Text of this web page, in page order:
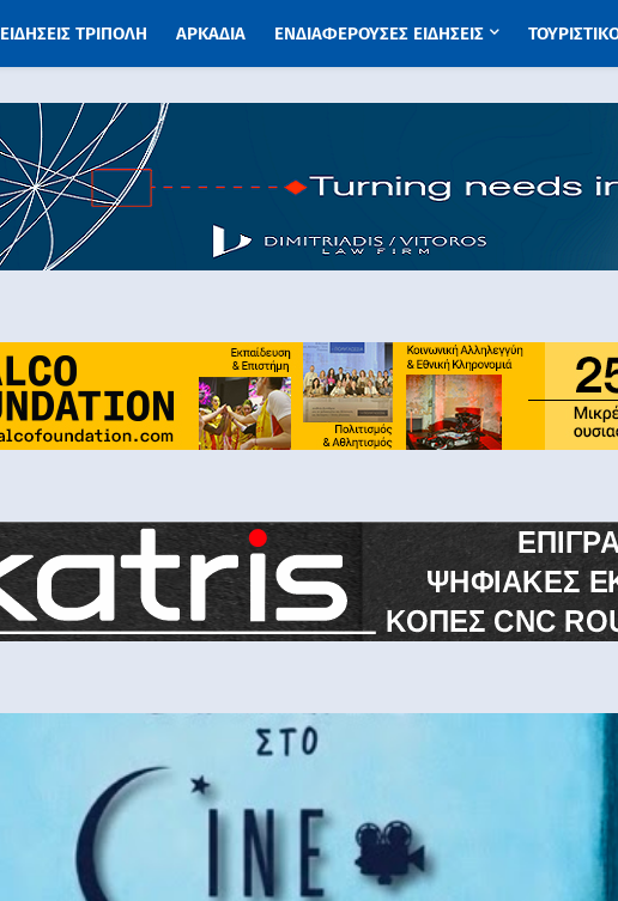
ΕΙΔΗΣΕΙΣ ΤΡΙΠΟΛΗ ΑΡΚΑΔΙΑ ΕΝΔΙΑΦΕΡΟΥΣΕΣ ΕΙΔΗΣΕΙΣ